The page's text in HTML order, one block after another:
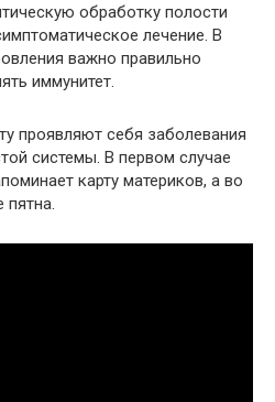
обработку полости
лечение. В
важно правильно
иммунитет.
проявляют себя заболевания
системы. В первом случае
карту материков, а во
пятна.